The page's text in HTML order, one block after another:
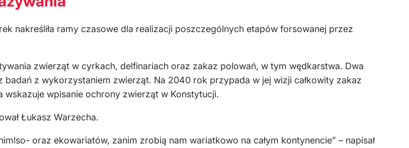
nakreśliła ramy czasowe dla realizacji poszczególnych etapów forsowanej przez
zwierząt w cyrkach, delfinariach oraz zakaz polowań, w tym wędkarstwa. Dwa
badań z wykorzystaniem zwierząt. Na 2040 rok przypada w jej wizji całkowity zakaz
wskazuje wpisanie ochrony zwierząt w Konstytucji.
Łukasz Warzecha.
oraz ekowariatów, zanim zrobią nam wariatkowo na całym kontynencie” – napisał